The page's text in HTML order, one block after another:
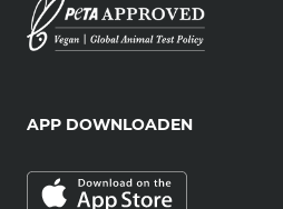
APP DOWNLOADEN